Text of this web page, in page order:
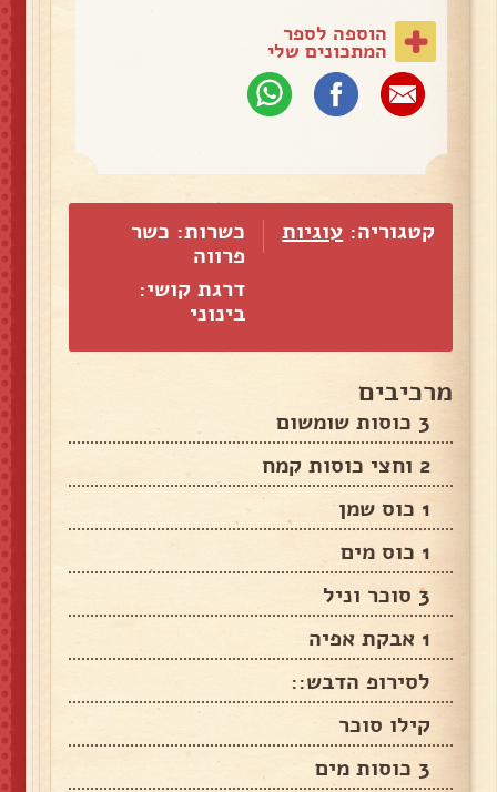
הוספה לספר
המתכונים שלי
קטגוריה: עוגיות
כשרות: כשר
פרווה
דרגת קושי:
בינוני
מרכיבים
3 כוסות שומשום
2 וחצי כוסות קמח
1 כוס שמן
1 כוס מים
3 סוכר וניל
1 אבקת אפיה
לסירופ הדבש::
קילו סוכר
3 כוסות מים